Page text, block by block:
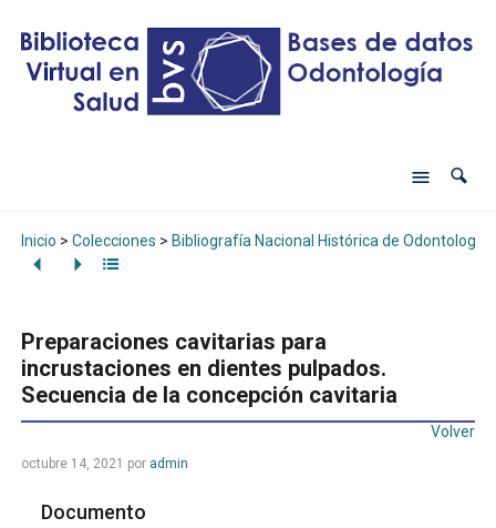
Inicio > Colecciones > Bibliografía Nacional Histórica de Odontología
Preparaciones cavitarias para
incrustaciones en dientes pulpados.
Secuencia de la concepción cavitaria
Volver
octubre 14, 2021 por admin
Documento